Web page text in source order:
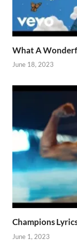
What A
June 18, 2023
Champions
June 1, 2023